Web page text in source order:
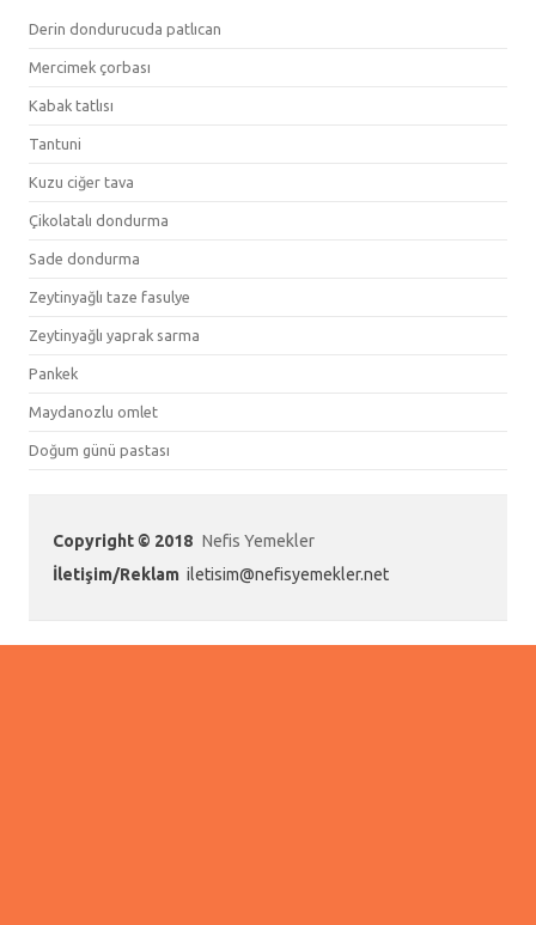
Derin dondurucuda patlıcan
Mercimek çorbası
Kabak tatlısı
Tantuni
Kuzu ciğer tava
Çikolatalı dondurma
Sade dondurma
Zeytinyağlı taze fasulye
Zeytinyağlı yaprak sarma
Pankek
Maydanozlu omlet
Doğum günü pastası
Copyright © 2018 Nefis Yemekler
İletişim/Reklam iletisim@nefisyemekler.net